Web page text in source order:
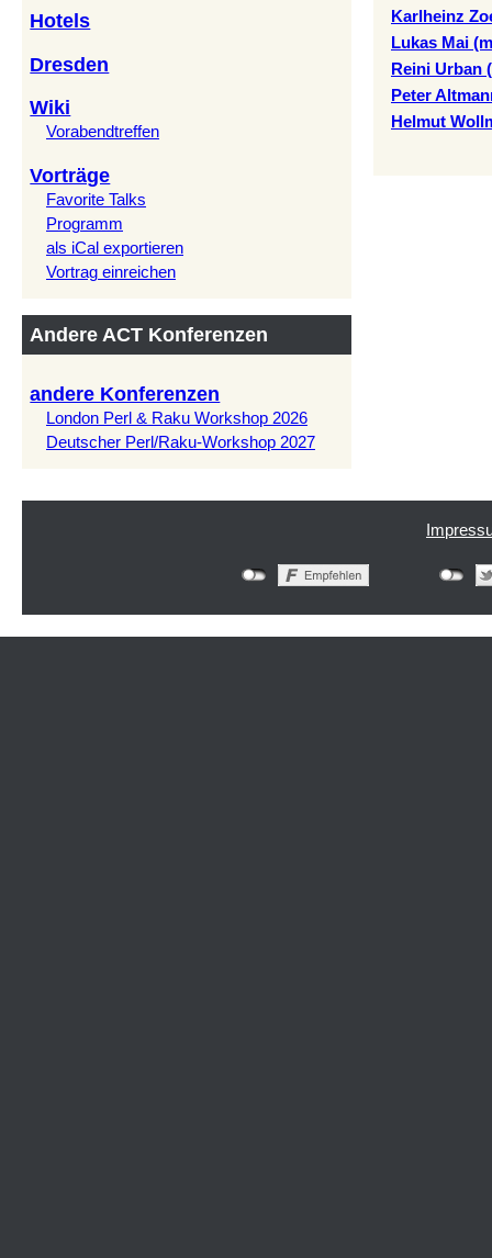
Hotels
Dresden
Wiki
Vorabendtreffen
Vorträge
Favorite Talks
Programm
als iCal exportieren
Vortrag einreichen
Andere ACT Konferenzen
andere Konferenzen
London Perl & Raku Workshop 2026
Deutscher Perl/Raku-Workshop 2027
Karlheinz
Lukas Mai
Reini Urban
Peter
Helmut